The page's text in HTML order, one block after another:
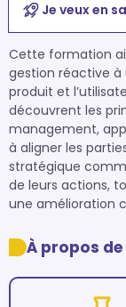
Je veux en
Cette formation
gestion réactive
produit et
découvrent les
management,
à aligner les
stratégique
de leurs actions,
une amélioration
À propos